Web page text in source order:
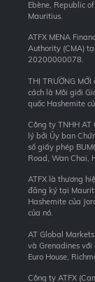
Ebène, Republic of
Mauritius.
ATFX MENA
Authority (CMA)
20200000078.
THỊ TRƯỜNG
cách là Môi giới
quốc Hashemite
Công ty TNHH AT
lý bởi Ủy ban
số giấy phép
Road, Wan Chai,
ATFX là thương
đăng ký tại
Hashemite của
của nó.
AT Global
và Grenadines
Euro House,
Công ty ATFX